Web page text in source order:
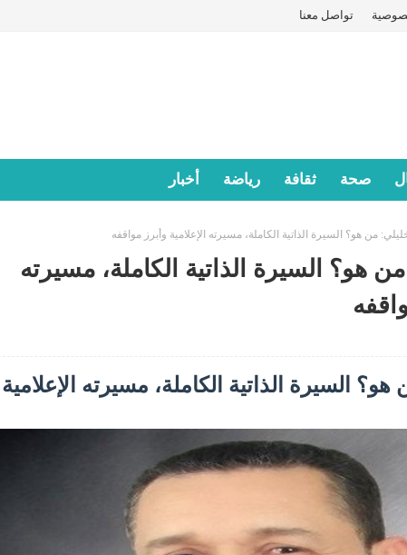
تواصل معنا
صحة ثقافة رياضة أخبار
من هو؟ السيرة الذاتية الكاملة، مسيرته الإعلامية وأبرز مواقفه
هو؟ السيرة الذاتية الكاملة، مسيرته
السيرة الذاتية الكاملة، مسيرته الإعلامية